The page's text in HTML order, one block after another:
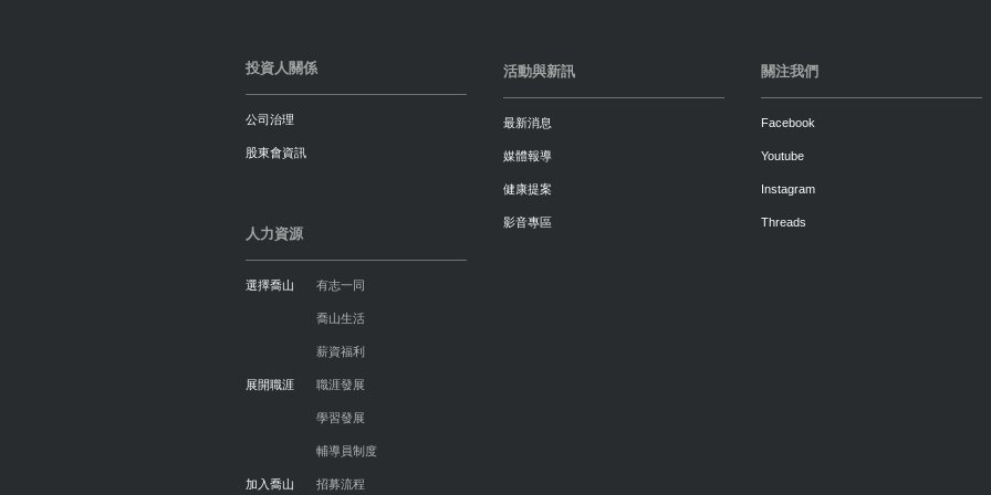
投資人關係
公司治理
股東會資訊
人力資源
選擇喬山 有志一同
喬山生活
薪資福利
展開職涯 職涯發展
學習發展
輔導員制度
加入喬山 招募流程
活動與新訊
最新消息
媒體報導
健康提案
影音專區
關注我們
Facebook
Youtube
Instagram
Threads